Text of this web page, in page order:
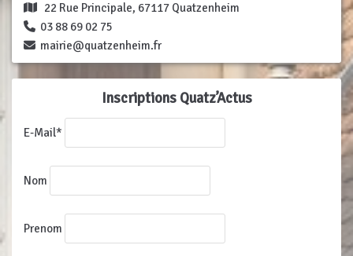
22 Rue Principale, 67117 Quatzenheim
03 88 69 02 75
mairie@quatzenheim.fr
Inscriptions Quatz’Actus
E-Mail*
Nom
Prenom